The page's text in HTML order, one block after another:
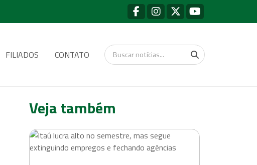
FILIADOS CONTATO
Veja também